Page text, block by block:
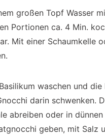
großen Topf Wasser
Portionen ca. 4 Min.
Mit einer Schaumkelle
waschen und
darin schwenken.
abreiben oder in
geben, mit Salz